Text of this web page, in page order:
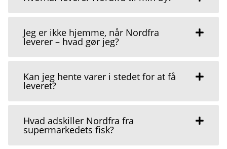
Jeg er ikke hjemme, når Nordfra
leverer – hvad gør jeg?
Kan jeg hente varer i stedet for at få
leveret?
Hvad adskiller Nordfra fra
supermarkedets fisk?